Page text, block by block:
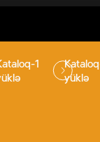
1
yüklə